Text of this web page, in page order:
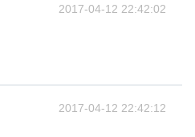
2017-04-12 22:42:02
2017-04-12 22:42:12